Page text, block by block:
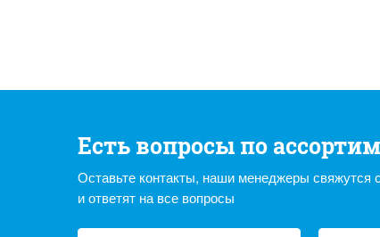
Есть вопросы по
Оставьте контакты, наши менеджеры свяжутся
и ответят на все вопросы